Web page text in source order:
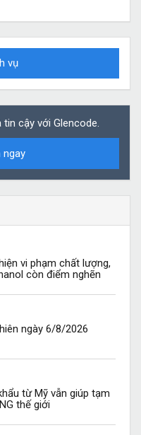
vụ
cậy với Glencode.
vi phạm chất lượng,
còn điểm nghẽn
ngày 6/8/2026
từ Mỹ vẫn giúp tạm
thế giới